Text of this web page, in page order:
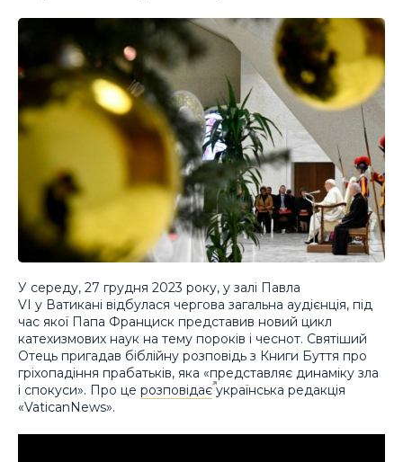
У середу, 27 грудня 2023 року, у залі Павла
VI у Ватикані відбулася чергова загальна аудієнція, під
час якої Папа Франциск представив новий цикл
катехизмових наук на тему пороків і чеснот. Святіший
Отець пригадав біблійну розповідь з Книги Буття про
гріхопадіння прабатьків, яка «представляє динаміку зла
і спокуси». Про це розповідаєукраїнська редакція
«VaticanNews».